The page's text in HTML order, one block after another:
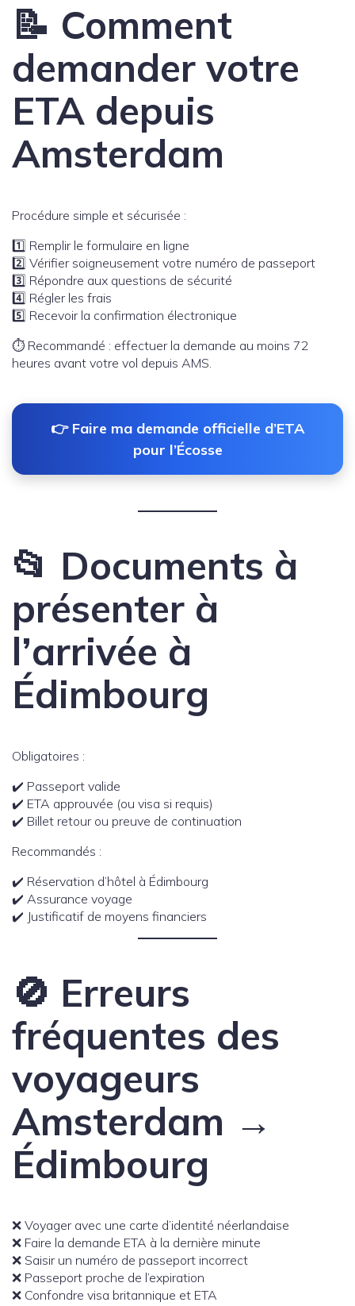
📝 Comment
demander votre
ETA depuis
Amsterdam
Procédure simple et sécurisée :
1️⃣ Remplir le formulaire en ligne
2️⃣ Vérifier soigneusement votre numéro de passeport
3️⃣ Répondre aux questions de sécurité
4️⃣ Régler les frais
5️⃣ Recevoir la confirmation électronique
⏱️ Recommandé : effectuer la demande au moins 72
heures avant votre vol depuis AMS.
👉 Faire ma demande officielle d’ETA
pour l’Écosse
📂 Documents à
présenter à
l’arrivée à
Édimbourg
Obligatoires :
✔️ Passeport valide
✔️ ETA approuvée (ou visa si requis)
✔️ Billet retour ou preuve de continuation
Recommandés :
✔️ Réservation d’hôtel à Édimbourg
✔️ Assurance voyage
✔️ Justificatif de moyens financiers
🚫 Erreurs
fréquentes des
voyageurs
Amsterdam →
Édimbourg
❌ Voyager avec une carte d’identité néerlandaise
❌ Faire la demande ETA à la dernière minute
❌ Saisir un numéro de passeport incorrect
❌ Passeport proche de l’expiration
❌ Confondre visa britannique et ETA